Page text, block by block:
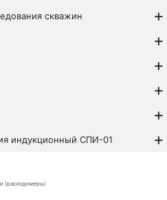
скважин
индукционный СПИ-01
(расходомеры)